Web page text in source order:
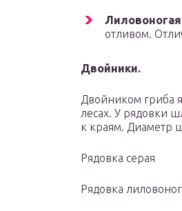
отливом.
Двойники.
Двойником гриба
лесах. У рядовки
к краям. Диаметр
Рядовка серая
Рядовка